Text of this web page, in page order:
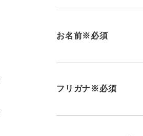
お名前※必須
フリガナ※必須